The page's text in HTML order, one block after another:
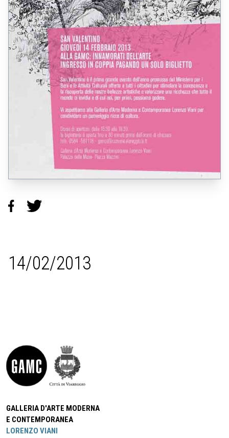
14/02/2013
GALLERIA D'ARTE MODERNA
E CONTEMPORANEA
LORENZO VIANI